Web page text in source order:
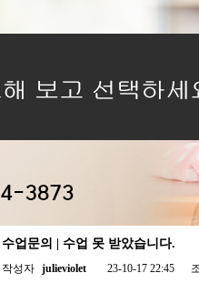
수업문의 | 수업 못 받았습니다.
작성자 julieviolet 23-10-17 22:45